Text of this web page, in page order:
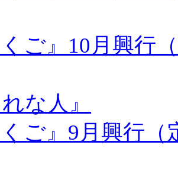
くご』10月興行
な人』
くご』9月興行